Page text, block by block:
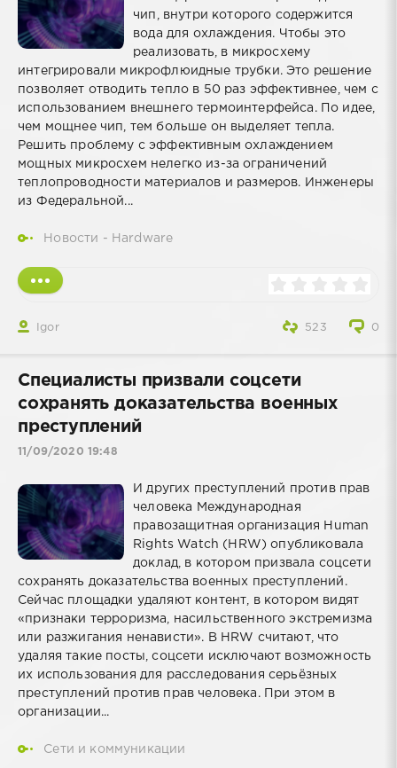
чип, внутри которого содержится
вода для охлаждения. Чтобы это
реализовать, в микросхему
интегрировали микрофлюидные трубки. Это решение
позволяет отводить тепло в 50 раз эффективнее, чем с
использованием внешнего термоинтерфейса. По идее,
чем мощнее чип, тем больше он выделяет тепла.
Решить проблему с эффективным охлаждением
мощных микросхем нелегко из-за ограничений
теплопроводности материалов и размеров. Инженеры
из Федеральной...
Новости - Hardware
Igor 0
523
Специалисты призвали соцсети
сохранять доказательства военных
преступлений
11/09/2020 19:48
И других преступлений против прав
человека Международная
правозащитная организация Human
Rights Watch (HRW) опубликовала
доклад, в котором призвала соцсети
сохранять доказательства военных преступлений.
Сейчас площадки удаляют контент, в котором видят
«признаки терроризма, насильственного экстремизма
или разжигания ненависти». В HRW считают, что
удаляя такие посты, соцсети исключают возможность
их использования для расследования серьёзных
преступлений против прав человека. При этом в
организации...
Сети и коммуникации